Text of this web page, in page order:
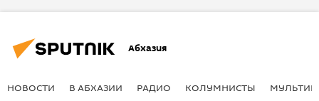
Абхазия
НОВОСТИ В АБХАЗИИ РАДИО КОЛУМНИСТЫ